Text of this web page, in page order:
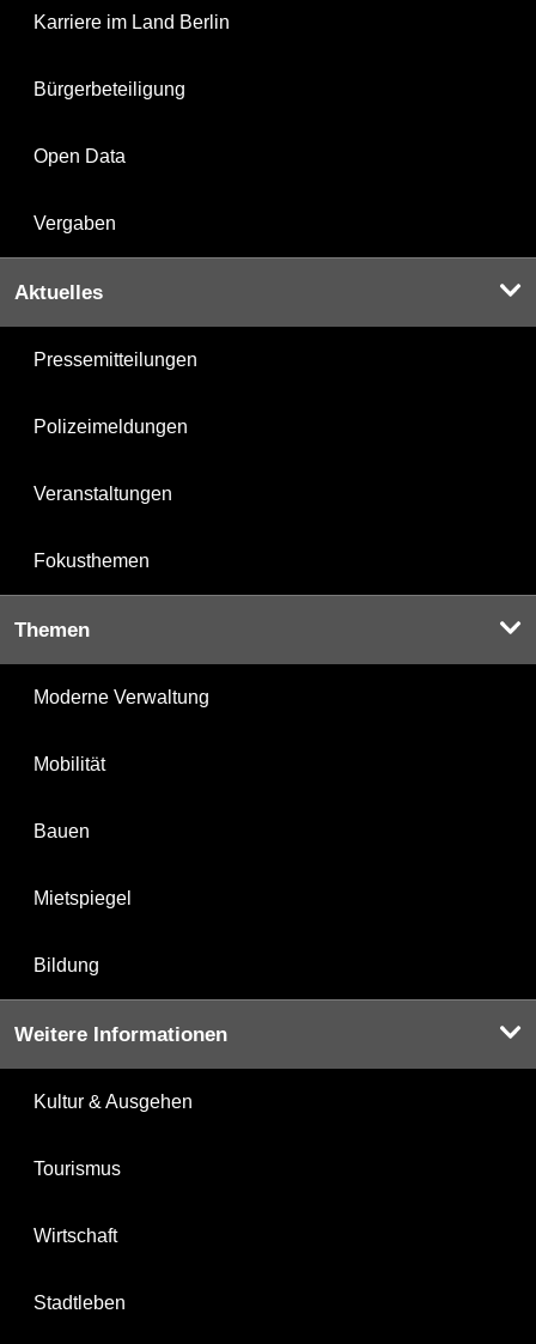
Karriere im Land Berlin
Bürgerbeteiligung
Open Data
Vergaben
Aktuelles
Pressemitteilungen
Polizeimeldungen
Veranstaltungen
Fokusthemen
Themen
Moderne Verwaltung
Mobilität
Bauen
Mietspiegel
Bildung
Weitere Informationen
Kultur & Ausgehen
Tourismus
Wirtschaft
Stadtleben